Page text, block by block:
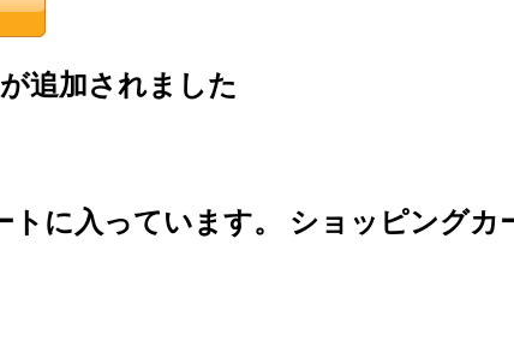
追加されました
に入っています。 ショッピングカ